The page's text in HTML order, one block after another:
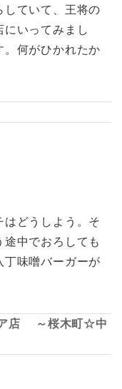
していて、王将の
にいってみまし
。何がひかれたか
どうしよう。そ
中でおろしても
丁味噌バーガーが
ア店 ～桜木町☆中